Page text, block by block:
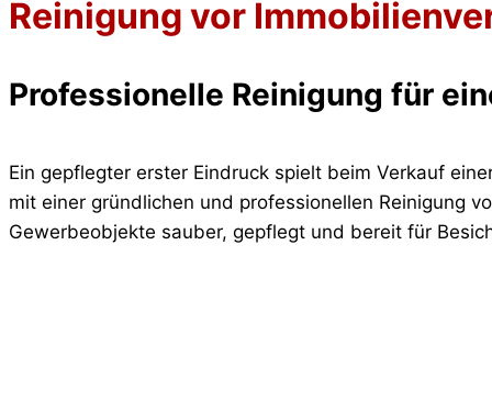
Reinigung vor
Professionelle Reinigung für
Ein gepflegter erster Eindruck spielt beim Verkauf
mit einer gründlichen und professionellen Reinigung
Gewerbeobjekte sauber, gepflegt und bereit für